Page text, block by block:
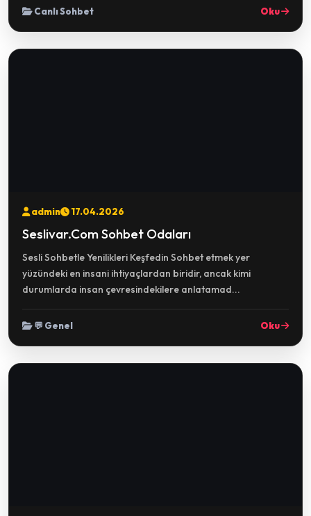
Canlı Sohbet Oku
admin 17.04.2026
Seslivar.Com Sohbet Odaları
Sesli Sohbetle Yenilikleri Keşfedin Sohbet etmek yer
yüzündeki en insani ihtiyaçlardan biridir, ancak kimi
durumlarda insan çevresindekilere anlatamad...
💬 Genel Oku